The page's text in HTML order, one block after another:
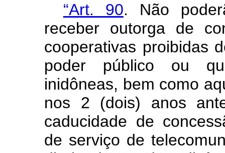
“Art. 90. Não
receber outorga de
cooperativas proibidas
poder público ou
inidôneas, bem como
nos 2 (dois) anos
caducidade de
de serviço de